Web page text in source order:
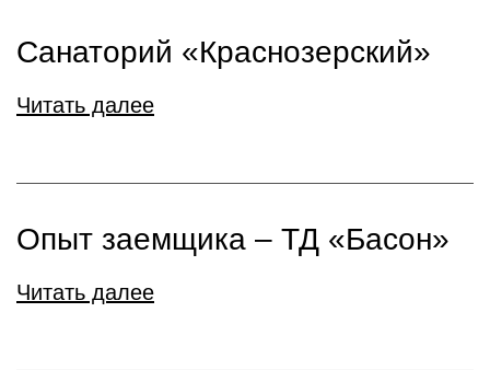
Санаторий «Краснозерский»
Читать далее
Опыт заемщика – ТД «Басон»
Читать далее